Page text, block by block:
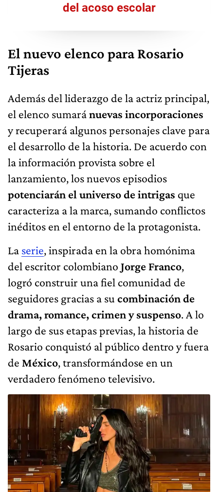
del acoso escolar
El nuevo elenco para Rosario
Tijeras
Además del liderazgo de la actriz principal,
el elenco sumaránuevas incorporaciones
y recuperará algunos personajes clave para
el desarrollo de la historia. De acuerdo con
la información provista sobre el
lanzamiento, los nuevos episodios
potenciarán el universo de intrigas que
caracteriza a la marca, sumando conflictos
inéditos en el entorno de la protagonista.
La serie, inspirada en la obra homónima
del escritor colombiano Jorge Franco,
logró construir una fiel comunidad de
seguidores gracias a su combinación de
drama, romance, crimen y suspenso. A lo
largo de sus etapas previas, la historia de
Rosario conquistó al público dentro y fuera
de México, transformándose en un
verdadero fenómeno televisivo.